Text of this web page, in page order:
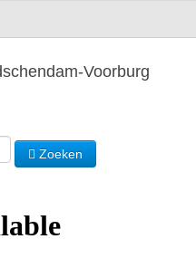
Voorburg
Zoeken